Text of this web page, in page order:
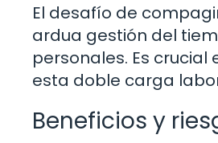
El desafío de
ardua gestión del
personales. Es
esta doble carga
Beneficios y